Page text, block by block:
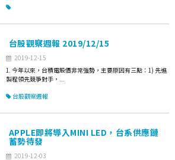
台股觀察週報 2019/12/15
2019-12-15
1. 今年以來，台積電股價非常強勢，主要原因有三點：1) 先進
製程領先競爭對手，...
台股觀察週報
APPLE即將導入MINI LED，台系供應鏈
蓄勢待發
2019-12-03